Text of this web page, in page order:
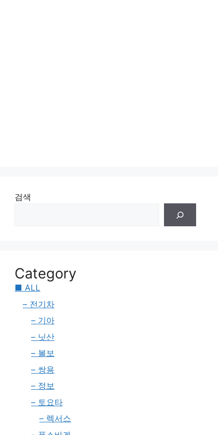
검색
Category
■ ALL
– 전기차
– 기아
– 닛산
– 볼보
– 쌍용
– 정보
– 토요타
– 렉서스